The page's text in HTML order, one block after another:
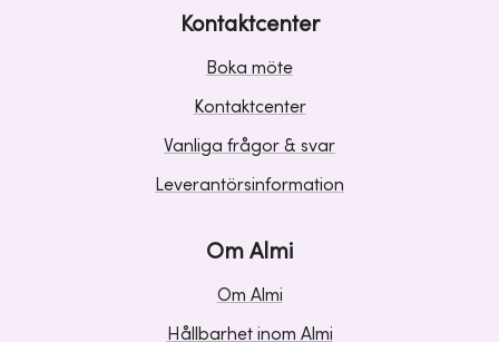
Kontaktcenter
Boka möte
Kontaktcenter
Vanliga frågor & svar
Leverantörsinformation
Om Almi
Om Almi
Hållbarhet inom Almi